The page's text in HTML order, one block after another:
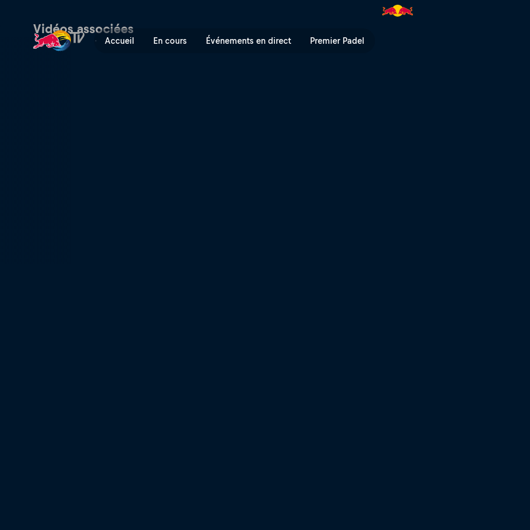
Accueil En cours Événements en direct Premier Padel
Le run gagnant d'Amaury Pierron à Val di Sole | Red Bull
Vidéos associées